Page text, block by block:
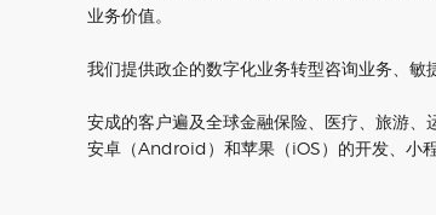
业务价值。
我们提供政企的数字化业务转型咨询业务、敏
安成的客户遍及全球金融保险、医疗、旅游
安卓（Android）和苹果（iOS）的开发、小